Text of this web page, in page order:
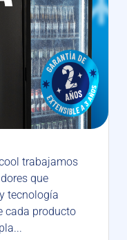
trabajamos
que
tecnología
cada producto